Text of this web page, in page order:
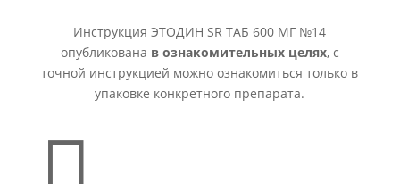
Инструкция ЭТОДИН SR ТАБ 600 МГ №14
опубликована в ознакомительных целях, с
точной инструкцией можно ознакомиться только в
упаковке конкретного препарата.